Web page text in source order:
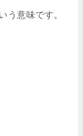
う意味です。